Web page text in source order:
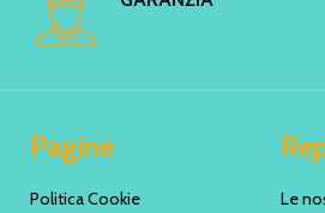
Pagine
Politica Cookie
Le